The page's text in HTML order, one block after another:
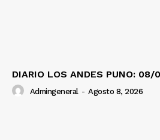
DIARIO LOS ANDES PUNO: 08/
Admingeneral - Agosto 8, 2026